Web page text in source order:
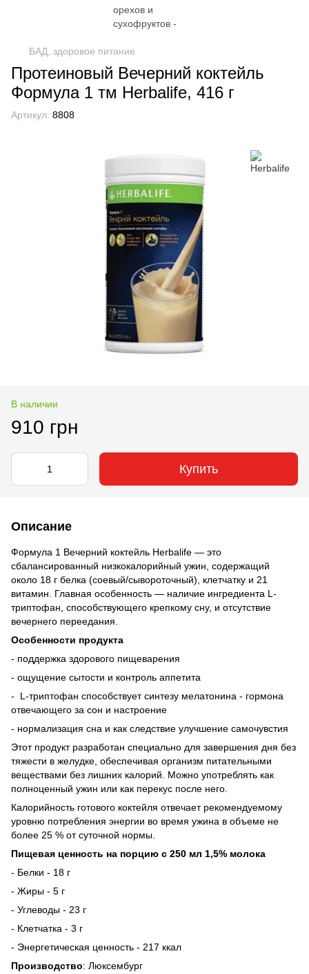
БАД, здоровое питание
Протеиновый Вечерний коктейль
Формула 1 тм Herbalife, 416 г
Артикул: 8808
В наличии
910 грн
Купить
Описание
Формула 1 Вечерний коктейль Herbalife — это
сбалансированный низкокалорийный ужин, содержащий
около 18 г белка (соевый/сывороточный), клетчатку и 21
витамин. Главная особенность — наличие ингредиента L-
триптофан, способствующего крепкому сну, и отсутствие
вечернего переедания.
Особенности продукта
- поддержка здорового пищеварения
- ощущение сытости и контроль аппетита
- L-триптофан способствует синтезу мелатонина - гормона
отвечающего за сон и настроение
- нормализация сна и как следствие улучшение самочувстия
Этот продукт разработан специально для завершения дня без
тяжести в желудке, обеспечивая организм питательными
веществами без лишних калорий. Можно употреблять как
полноценный ужин или как перекус после него.
Калорийность готового коктейля отвечает рекомендуемому
уровню потребления энергии во время ужина в объеме не
более 25 % от суточной нормы.
Пищевая ценность на порцию с 250 мл 1,5% молока
- Белки - 18 г
- Жиры - 5 г
- Углеводы - 23 г
- Клетчатка - 3 г
- Энергетическая ценность - 217 ккал
Производство: Люксембург